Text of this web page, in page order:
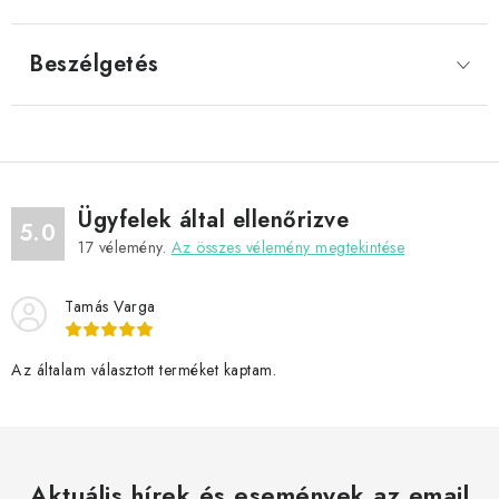
Beszélgetés
5.0 Ügyfelek által ellenőrizve
17 vélemény. Az összes vélemény megtekintése
Tamás Varga
Az általam választott terméket kaptam.